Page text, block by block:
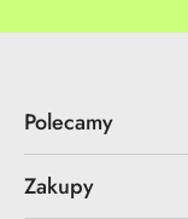
Polecamy
Zakupy